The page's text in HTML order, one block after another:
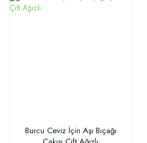
Burcu Ceviz İçin Aşı Bıçağı